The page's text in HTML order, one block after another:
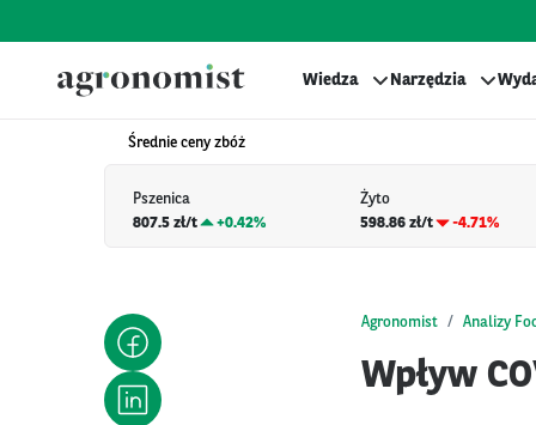
Wiedza Narzędzia
Średnie ceny zbóż
Pszenica
807.5 zł/t
+0.42%
Żyto
598.86 zł/t
-4.71%
Agronomist Analizy
Wpływ